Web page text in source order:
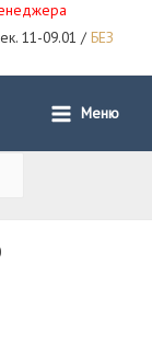
11-09.01 / БЕЗ
Main
Меню